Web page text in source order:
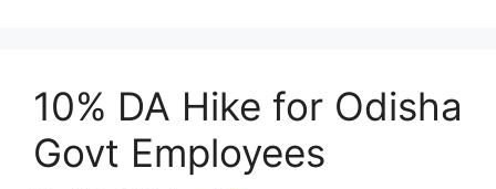
10% DA Hike for Odisha
Govt Employees